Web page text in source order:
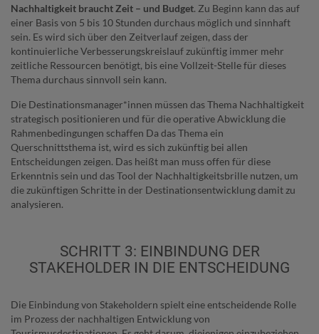
Nachhaltigkeit braucht Zeit – und Budget. Zu Beginn kann das auf
einer Basis von 5 bis 10 Stunden durchaus möglich und sinnhaft
sein. Es wird sich über den Zeitverlauf zeigen, dass der
kontinuierliche Verbesserungskreislauf zukünftig immer mehr
zeitliche Ressourcen benötigt, bis eine Vollzeit-Stelle für dieses
Thema durchaus sinnvoll sein kann.
Die Destinationsmanager*innen müssen das Thema Nachhaltigkeit
strategisch positionieren und für die operative Abwicklung die
Rahmenbedingungen schaffen Da das Thema ein
Querschnittsthema ist, wird es sich zukünftig bei allen
Entscheidungen zeigen. Das heißt man muss offen für diese
Erkenntnis sein und das Tool der Nachhaltigkeitsbrille nutzen, um
die zukünftigen Schritte in der Destinationsentwicklung damit zu
analysieren.
SCHRITT 3: EINBINDUNG DER
STAKEHOLDER IN DIE ENTSCHEIDUNG
Die Einbindung von Stakeholdern spielt eine entscheidende Rolle
im Prozess der nachhaltigen Entwicklung von